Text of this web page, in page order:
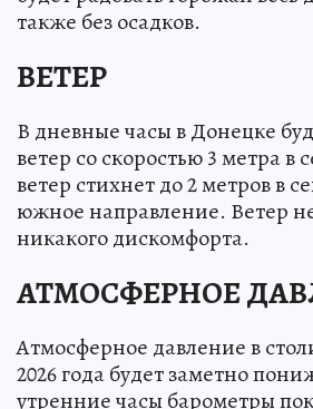
также без осадков.
ВЕТЕР
В дневные часы в Донецке
ветер со скоростью 3 метра в
ветер стихнет до 2 метров в
южное направление. Ветер
никакого дискомфорта.
АТМОСФЕРНОЕ
Атмосферное давление в
2026 года будет заметно
утренние часы барометры